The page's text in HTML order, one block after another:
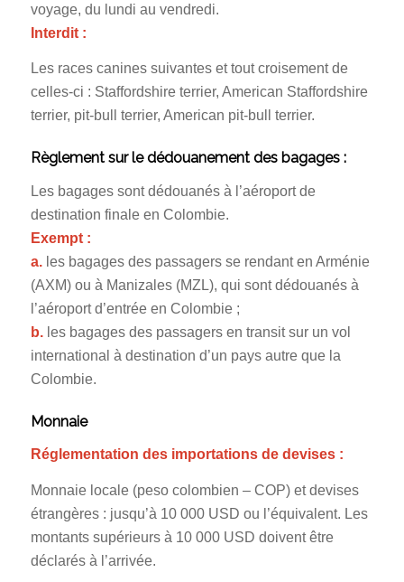
voyage, du lundi au vendredi.
Interdit :
Les races canines suivantes et tout croisement de
celles-ci : Staffordshire terrier, American Staffordshire
terrier, pit-bull terrier, American pit-bull terrier.
Règlement sur le dédouanement des bagages :
Les bagages sont dédouanés à l’aéroport de
destination finale en Colombie.
Exempt :
a.les bagages des passagers se rendant en Arménie
(AXM) ou à Manizales (MZL), qui sont dédouanés à
l’aéroport d’entrée en Colombie ;
b.les bagages des passagers en transit sur un vol
international à destination d’un pays autre que la
Colombie.
Monnaie
Réglementation des importations de devises :
Monnaie locale (peso colombien – COP) et devises
étrangères : jusqu’à 10 000 USD ou l’équivalent. Les
montants supérieurs à 10 000 USD doivent être
déclarés à l’arrivée.